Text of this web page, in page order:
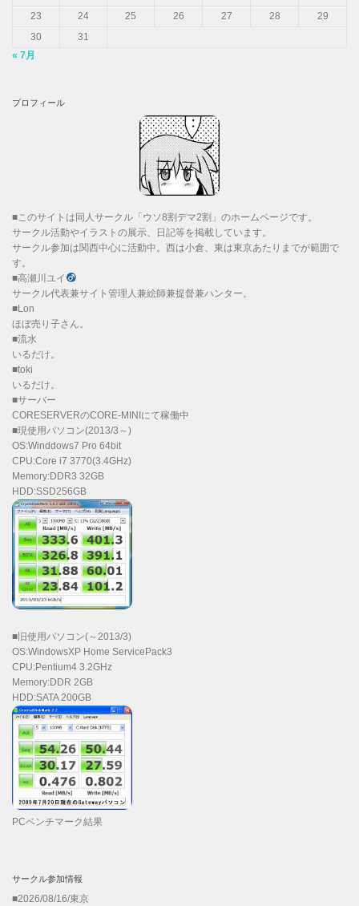
23
24 25 26 27 28
29
30
31
« 7月
プロフィール
■このサイトは同人サークル「ウソ8割デマ2割」のホームページです。
サークル活動やイラストの展示、日記等を掲載しています。
サークル参加は関西中心に活動中。西は小倉、東は東京あたりまでが範囲で
す。
■高瀬川ユイ
サークル代表兼サイト管理人兼絵師兼提督兼ハンター。
■Lon
ほぼ売り子さん。
■流水
いるだけ。
■toki
いるだけ。
■サーバー
CORESERVERのCORE-MINIにて稼働中
■現使用パソコン(2013/3～)
OS:Winddows7 Pro 64bit
CPU:Core i7 3770(3.4GHz)
Memory:DDR3 32GB
HDD:SSD256GB
■旧使用パソコン(～2013/3)
OS:WindowsXP Home ServicePack3
CPU:Pentium4 3.2GHz
Memory:DDR 2GB
HDD:SATA 200GB
PCベンチマーク結果
サークル参加情報
■2026/08/16/東京